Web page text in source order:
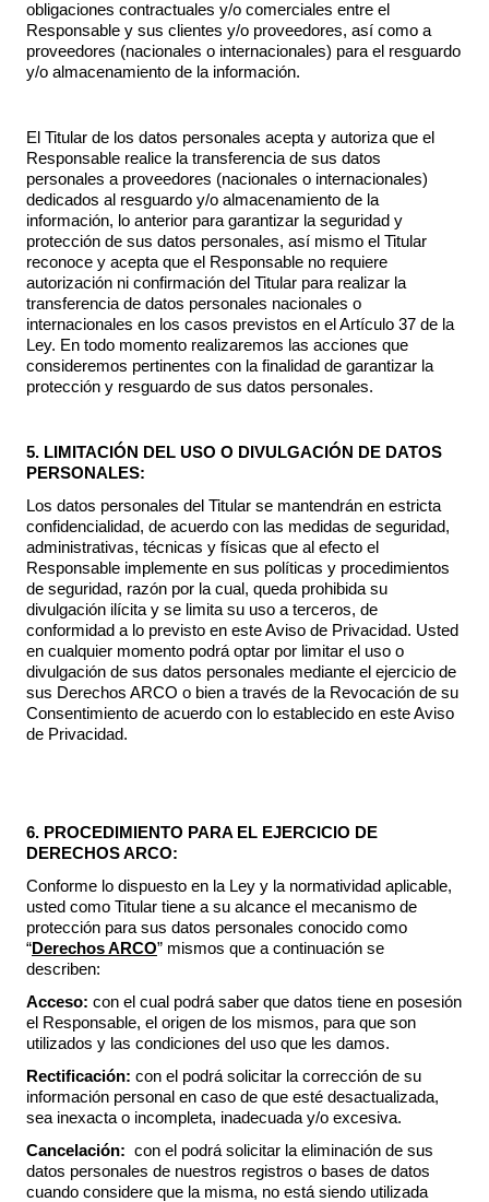
obligaciones contractuales y/o comerciales entre el
Responsable y sus clientes y/o proveedores, así como a
proveedores (nacionales o internacionales) para el resguardo
y/o almacenamiento de la información.
El Titular de los datos personales acepta y autoriza que el
Responsable realice la transferencia de sus datos
personales a proveedores (nacionales o internacionales)
dedicados al resguardo y/o almacenamiento de la
información, lo anterior para garantizar la seguridad y
protección de sus datos personales, así mismo el Titular
reconoce y acepta que el Responsable no requiere
autorización ni confirmación del Titular para realizar la
transferencia de datos personales nacionales o
internacionales en los casos previstos en el Artículo 37 de la
Ley. En todo momento realizaremos las acciones que
consideremos pertinentes con la finalidad de garantizar la
protección y resguardo de sus datos personales.
5. LIMITACIÓN DEL USO O DIVULGACIÓN DE DATOS
PERSONALES:
Los datos personales del Titular se mantendrán en estricta
confidencialidad, de acuerdo con las medidas de seguridad,
administrativas, técnicas y físicas que al efecto el
Responsable implemente en sus políticas y procedimientos
de seguridad, razón por la cual, queda prohibida su
divulgación ilícita y se limita su uso a terceros, de
conformidad a lo previsto en este Aviso de Privacidad. Usted
en cualquier momento podrá optar por limitar el uso o
divulgación de sus datos personales mediante el ejercicio de
sus Derechos ARCO o bien a través de la Revocación de su
Consentimiento de acuerdo con lo establecido en este Aviso
de Privacidad.
6. PROCEDIMIENTO PARA EL EJERCICIO DE
DERECHOS ARCO:
Conforme lo dispuesto en la Ley y la normatividad aplicable,
usted como Titular tiene a su alcance el mecanismo de
protección para sus datos personales conocido como
“Derechos ARCO” mismos que a continuación se
describen:
Acceso: con el cual podrá saber que datos tiene en posesión
el Responsable, el origen de los mismos, para que son
utilizados y las condiciones del uso que les damos.
Rectificación: con el podrá solicitar la corrección de su
información personal en caso de que esté desactualizada,
sea inexacta o incompleta, inadecuada y/o excesiva.
Cancelación: con el podrá solicitar la eliminación de sus
datos personales de nuestros registros o bases de datos
cuando considere que la misma, no está siendo utilizada